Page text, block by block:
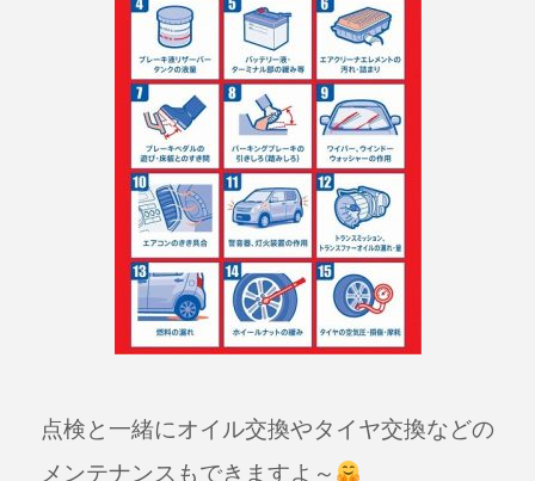
点検と一緒にオイル交換やタイヤ交換などの
メンテナンスもできますよ～